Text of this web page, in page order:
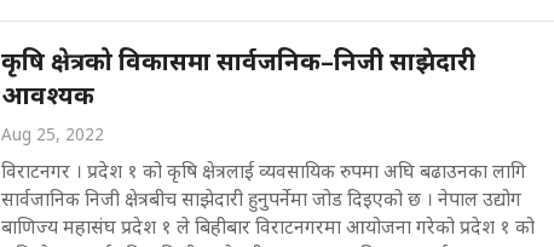
कृषि क्षेत्रको विकासमा सार्वजनिक–निजी साझेदारी
आवश्यक
Aug 25, 2022
विराटनगर । प्रदेश १ को कृषि क्षेत्रलाई व्यवसायिक रुपमा अघि बढाउनका लागि
सार्वजानिक निजी क्षेत्रबीच साझेदारी हुनुपर्नेमा जोड दिइएको छ । नेपाल उद्योग
बाणिज्य महासंघ प्रदेश १ ले बिहीबार विराटनगरमा आयोजना गरेको प्रदेश १ को